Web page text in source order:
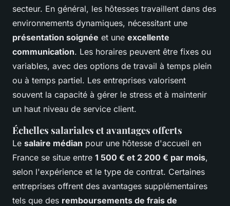
secteur. En général, les hôtesses travaillent dans des
environnements dynamiques, nécessitant une
présentation soignée et une excellente
communication. Les horaires peuvent être fixes ou
variables, avec des options de travail à temps plein
ou à temps partiel. Les entreprises valorisent
souvent la capacité à gérer le stress et à maintenir
un haut niveau de service client.
Échelles salariales et avantages offerts
Le salaire médian pour une hôtesse d'accueil en
France se situe entre 1 500 € et 2 200 € par mois,
selon l'expérience et le type de contrat. Certaines
entreprises offrent des avantages supplémentaires
tels que des remboursements de frais de